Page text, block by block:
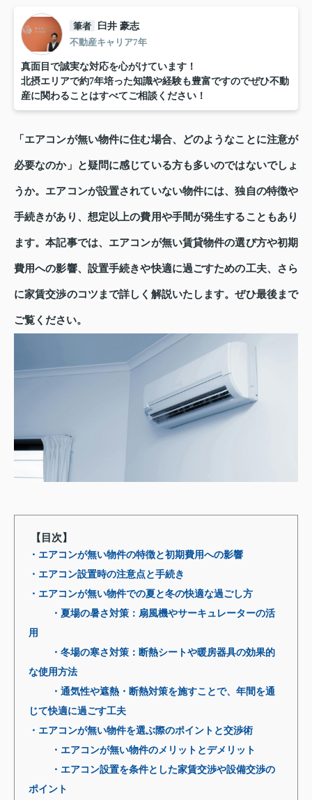
筆者
臼井 豪志
不動産キャリア7年
真面目で誠実な対応を心がけています！
北摂エリアで約7年培った知識や経験も豊富ですのでぜひ不動
産に関わることはすべてご相談ください！
「エアコンが無い物件に住む場合、どのようなことに注意が
必要なのか」と疑問に感じている方も多いのではないでしょ
うか。エアコンが設置されていない物件には、独自の特徴や
手続きがあり、想定以上の費用や手間が発生することもあり
ます。本記事では、エアコンが無い賃貸物件の選び方や初期
費用への影響、設置手続きや快適に過ごすための工夫、さら
に家賃交渉のコツまで詳しく解説いたします。ぜひ最後まで
ご覧ください。
【目次】
・エアコンが無い物件の特徴と初期費用への影響
・エアコン設置時の注意点と手続き
・エアコンが無い物件での夏と冬の快適な過ごし方
・夏場の暑さ対策：扇風機やサーキュレーターの活
用
・冬場の寒さ対策：断熱シートや暖房器具の効果的
な使用方法
・通気性や遮熱・断熱対策を施すことで、年間を通
じて快適に過ごす工夫
・エアコンが無い物件を選ぶ際のポイントと交渉術
・エアコンが無い物件のメリットとデメリット
・エアコン設置を条件とした家賃交渉や設備交渉の
ポイント